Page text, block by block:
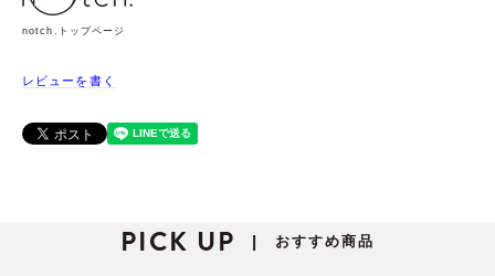
notch.トップページ
レビューを書く
PICK UP | おすすめ商品